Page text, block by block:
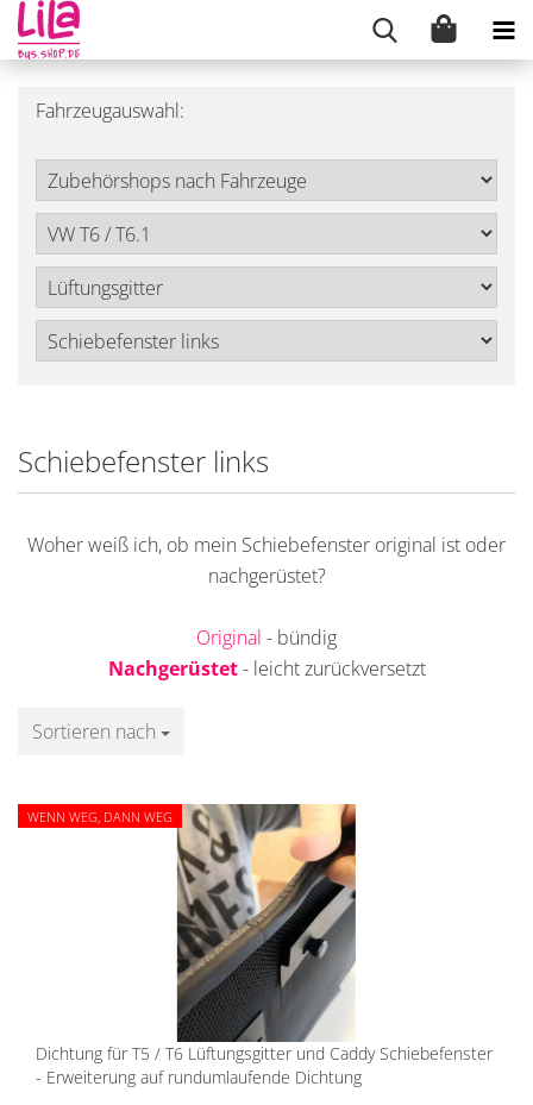
Fahrzeugauswahl:
Schiebefenster links
Woher weiß ich, ob mein Schiebefenster original ist oder
nachgerüstet?
Original - bündig
Nachgerüstet- leicht zurückversetzt
Sortieren nach
Sortieren nach
WENN WEG, DANN WEG
Dichtung für T5 / T6 Lüftungsgitter und Caddy Schiebefenster
- Erweiterung auf rundumlaufende Dichtung